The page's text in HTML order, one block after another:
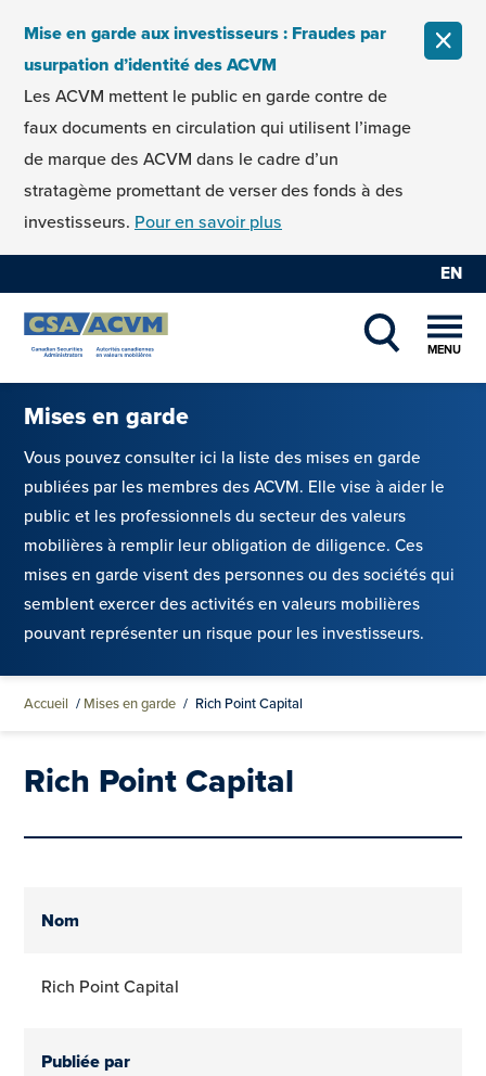
Mise en garde aux investisseurs : Fraudes par
usurpation d’identité des ACVM
Les ACVM mettent le public en garde contre de
faux documents en circulation qui utilisent l’image
de marque des ACVM dans le cadre d’un
stratagème promettant de verser des fonds à des
investisseurs. Pour en savoir plus
EN
SHOW
MENU
Mises en garde
Vous pouvez consulter ici la liste des mises en garde
publiées par les membres des ACVM. Elle vise à aider le
public et les professionnels du secteur des valeurs
mobilières à remplir leur obligation de diligence. Ces
mises en garde visent des personnes ou des sociétés qui
semblent exercer des activités en valeurs mobilières
pouvant représenter un risque pour les investisseurs.
Accueil / Mises en garde / Rich Point Capital
Rich Point Capital
Nom
Rich Point Capital
Publiée par